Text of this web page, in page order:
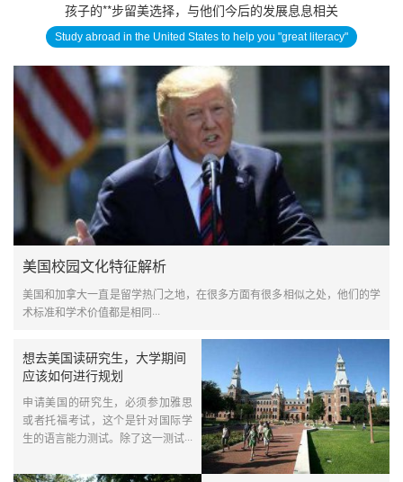
孩子的**步留美选择，与他们今后的发展息息相关
Study abroad in the United States to help you "great literacy"
美国校园文化特征解析
美国和加拿大一直是留学热门之地，在很多方面有很多相似之处，他们的学
术标准和学术价值都是相同···
想去美国读研究生，大学期间
应该如何进行规划
申请美国的研究生，必须参加雅思
或者托福考试，这个是针对国际学
生的语言能力测试。除了这一测试···